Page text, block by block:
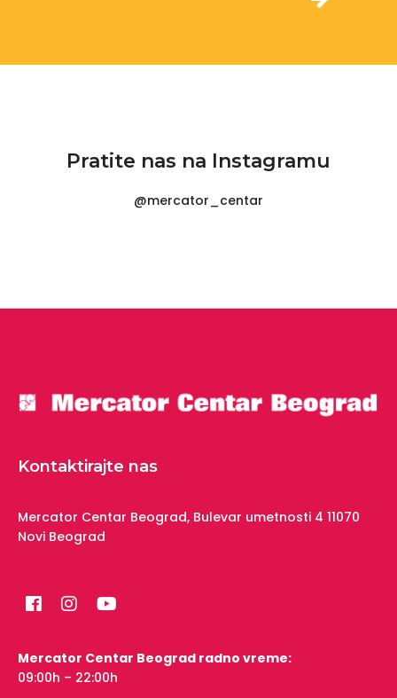
Pratite nas na Instagramu
@mercator_centar
Kontaktirajte nas
Mercator Centar Beograd, Bulevar umetnosti 4 11070
Novi Beograd
Mercator Centar Beograd radno vreme:
09:00h – 22:00h